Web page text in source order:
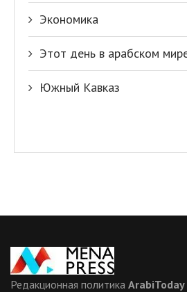
Экономика
Этот день в арабском
Южный Кавказ
Редакционная политика ArabiToday